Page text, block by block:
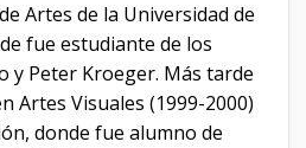
Artes de la Universidad de
fue estudiante de los
y Peter Kroeger. Más tarde
Artes Visuales (1999-2000)
donde fue alumno de